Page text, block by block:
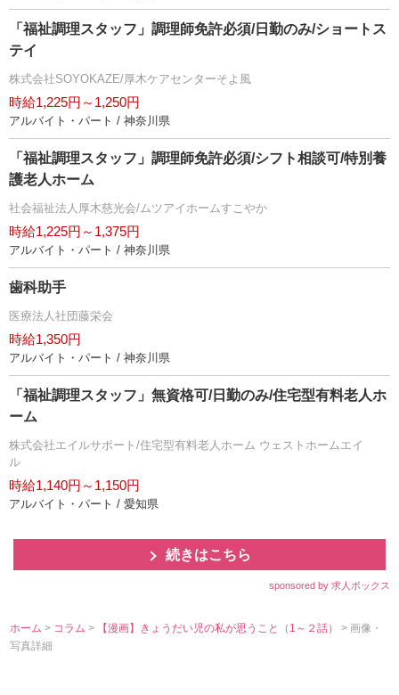
「福祉調理スタッフ」調理師免許必須/日勤のみ/ショートス
テイ
株式会社SOYOKAZE/厚木ケアセンターそよ風
時給1,225円～1,250円
アルバイト・パート / 神奈川県
「福祉調理スタッフ」調理師免許必須/シフト相談可/特別養
護老人ホーム
社会福祉法人厚木慈光会/ムツアイホームすこやか
時給1,225円～1,375円
アルバイト・パート / 神奈川県
歯科助手
医療法人社団藤栄会
時給1,350円
アルバイト・パート / 神奈川県
「福祉調理スタッフ」無資格可/日勤のみ/住宅型有料老人ホ
ーム
株式会社エイルサポート/住宅型有料老人ホーム ウェストホームエイ
ル
時給1,140円～1,150円
アルバイト・パート / 愛知県
続きはこちら
sponsored by 求人ボックス
ホーム > コラム> 【漫画】きょうだい児の私が思うこと（1～２話）> 画像・
写真詳細